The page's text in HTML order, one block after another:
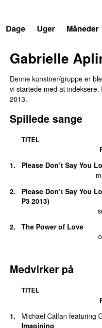
Dage
Uger Måneder
Gabrielle
Denne kunstner/gruppe er
vi startede med at
2013.
Spillede sange
TITEL
1. Please Don’t Say You
2.
Please Don’t Say You
P3 2013)
2.
The Power of Love
Medvirker på
TITEL
1. Michael Calfan featuring
Imagining